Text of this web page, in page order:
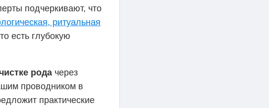
подчеркивают, что
ритуальная
есть глубокую
рода через
проводником в
практические